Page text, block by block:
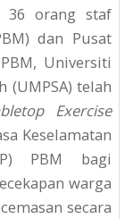
36 orang staf
dan Pusat
Universiti
(UMPSA) telah
Exercise
Keselamatan
PBM bagi
warga
secara